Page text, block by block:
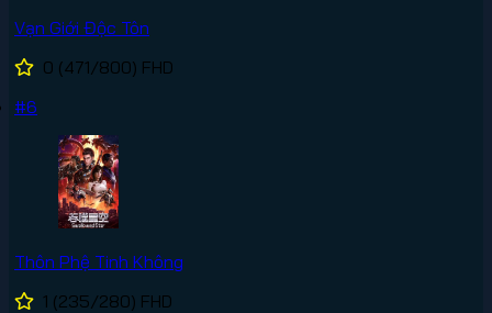
Vạn Giới Độc Tôn
0 (471/800) FHD
#6
Thôn Phệ Tinh Không
1 (235/280) FHD